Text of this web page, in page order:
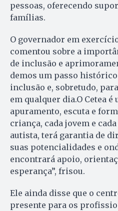
pessoas, oferecendo
famílias.
O governador em
comentou sobre a
de inclusão e
demos um passo histórico
inclusão e, sobretudo,
em qualquer dia.O Cetea é
apuramento, escuta e
criança, cada jovem e
autista, terá garantia de
suas potencialidades e
encontrará apoio,
esperança”, frisou.
Ele ainda disse que o
presente para os